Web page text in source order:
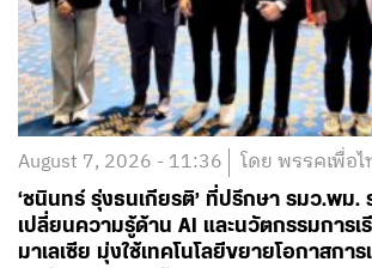
August 7, 2026 - 11:36 โดย พรรคเพื่อ
‘ชนินทร์ รุ่งธนเกียรติ’ ที่ปรึกษา รมว.พม.
เปลี่ยนความรู้ด้าน AI และนวัตกรรมการเ
มาเลเซีย มุ่งใช้เทคโนโลยีขยายโอกาสกา